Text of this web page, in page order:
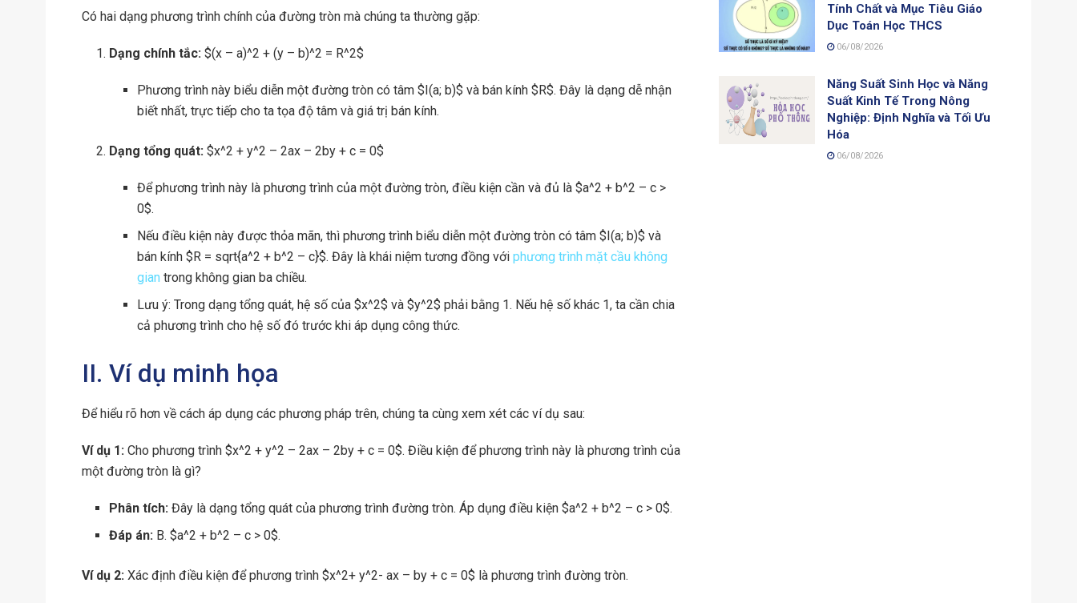
Có hai dạng phương trình chính của đường tròn mà chúng ta thường gặp:
Dạng chính tắc: $(x – a)^2 + (y – b)^2 = R^2$
Phương trình này biểu diễn một đường tròn có tâm $I(a; b)$ và bán kính $R$. Đây là dạng dễ nhận
biết nhất, trực tiếp cho ta tọa độ tâm và giá trị bán kính.
Dạng tổng quát: $x^2 + y^2 – 2ax – 2by + c = 0$
Để phương trình này là phương trình của một đường tròn, điều kiện cần và đủ là $a^2 + b^2 – c >
0$.
Nếu điều kiện này được thỏa mãn, thì phương trình biểu diễn một đường tròn có tâm $I(a; b)$ và
bán kính $R = sqrt{a^2 + b^2 – c}$. Đây là khái niệm tương đồng với phương trình mặt cầu không
gian trong không gian ba chiều.
Lưu ý: Trong dạng tổng quát, hệ số của $x^2$ và $y^2$ phải bằng 1. Nếu hệ số khác 1, ta cần chia
cả phương trình cho hệ số đó trước khi áp dụng công thức.
II. Ví dụ minh họa
Để hiểu rõ hơn về cách áp dụng các phương pháp trên, chúng ta cùng xem xét các ví dụ sau:
Ví dụ 1: Cho phương trình $x^2 + y^2 – 2ax – 2by + c = 0$. Điều kiện để phương trình này là phương trình của
một đường tròn là gì?
Phân tích: Đây là dạng tổng quát của phương trình đường tròn. Áp dụng điều kiện $a^2 + b^2 – c > 0$.
Đáp án: B. $a^2 + b^2 – c > 0$.
Ví dụ 2: Xác định điều kiện để phương trình $x^2+ y^2- ax – by + c = 0$ là phương trình đường tròn.
Tính Chất và Mục Tiêu Giáo
Dục Toán Học THCS
06/08/2026
Năng Suất Sinh Học và Năng
Suất Kinh Tế Trong Nông
Nghiệp: Định Nghĩa và Tối Ưu
Hóa
06/08/2026